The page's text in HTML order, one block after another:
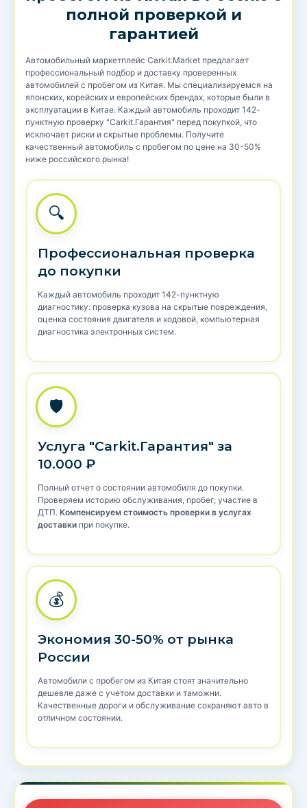
полной проверкой и
гарантией
Автомобильный маркетплейс Carkit.Market предлагает
профессиональный подбор и доставку проверенных
автомобилей с пробегом из Китая. Мы специализируемся на
японских, корейских и европейских брендах, которые были в
эксплуатации в Китае. Каждый автомобиль проходит 142-
пунктную проверку "Carkit.Гарантия" перед покупкой, что
исключает риски и скрытые проблемы. Получите
качественный автомобиль с пробегом по цене на 30-50%
ниже российского рынка!
🔍
Профессиональная проверка
до покупки
Каждый автомобиль проходит 142-пунктную
диагностику: проверка кузова на скрытые повреждения,
оценка состояния двигателя и ходовой, компьютерная
диагностика электронных систем.
🛡️
Услуга "Carkit.Гарантия" за
10.000 ₽
Полный отчет о состоянии автомобиля до покупки.
Проверяем историю обслуживания, пробег, участие в
ДТП. Компенсируем стоимость проверки в услугах
доставки при покупке.
💰
Экономия 30-50% от рынка
России
Автомобили с пробегом из Китая стоят значительно
дешевле даже с учетом доставки и таможни.
Качественные дороги и обслуживание сохраняют авто в
отличном состоянии.